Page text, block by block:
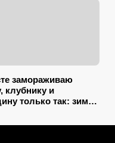
замораживаю
клубнику и
только так: зимой